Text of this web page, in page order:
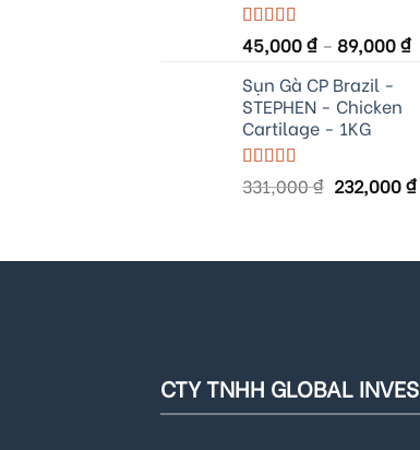
Rated5.00
out of 5
45,000₫ – 89,000₫
Sụn Gà CP Brazil -
STEPHEN - Chicken
Cartilage - 1KG
Rated5.00
out of 5
331,000₫ Original
232,000₫
CTY TNHH GLOBAL